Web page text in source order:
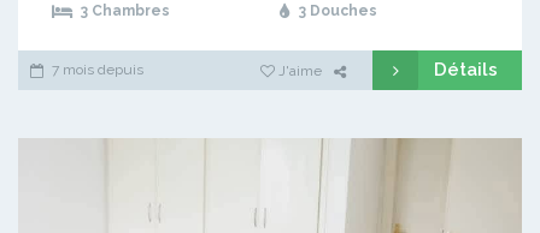
3 Chambres 3 Douches
7 mois depuis J'aime Détails